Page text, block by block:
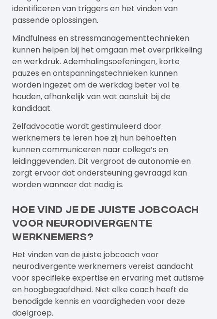
identificeren van triggers en het vinden van
passende oplossingen.
Mindfulness en stressmanagementtechnieken
kunnen helpen bij het omgaan met overprikkeling
en werkdruk. Ademhalingsoefeningen, korte
pauzes en ontspanningstechnieken kunnen
worden ingezet om de werkdag beter vol te
houden, afhankelijk van wat aansluit bij de
kandidaat.
Zelfadvocatie wordt gestimuleerd door
werknemers te leren hoe zij hun behoeften
kunnen communiceren naar collega’s en
leidinggevenden. Dit vergroot de autonomie en
zorgt ervoor dat ondersteuning gevraagd kan
worden wanneer dat nodig is.
Hoe vind je de juiste jobcoach
voor neurodivergente
werknemers?
Het vinden van de juiste jobcoach voor
neurodivergente werknemers vereist aandacht
voor specifieke expertise en ervaring met autisme
en hoogbegaafdheid. Niet elke coach heeft de
benodigde kennis en vaardigheden voor deze
doelgroep.